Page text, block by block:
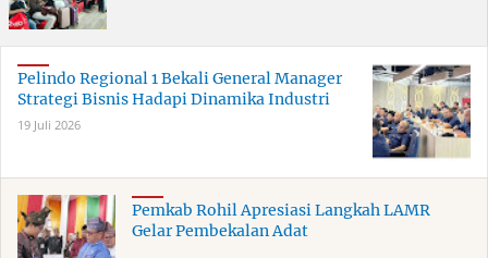
Pelindo Regional 1 Bekali General Manager
Strategi Bisnis Hadapi Dinamika Industri
19 Juli 2026
Pemkab Rohil Apresiasi Langkah LAMR
Gelar Pembekalan Adat